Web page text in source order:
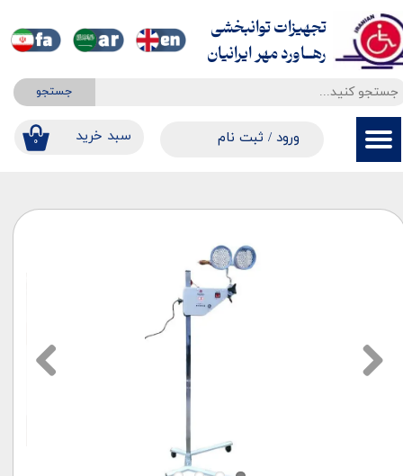
جستجو
۰ ​​سبد خرید ورود / ثبت نام
حساب کاربری من
سفارشات
خروج از حساب کاربری
تجهیزات توانبخشی
​​​​​​​رهــاورد مهر ایرانیان